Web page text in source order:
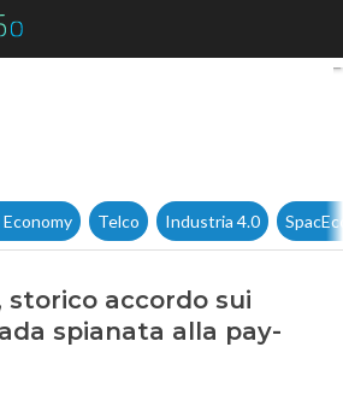
Sky-Mediaset, storico
Telco Industria 4.0
storico accordo sui
spianata alla pay-